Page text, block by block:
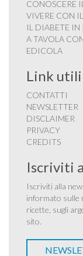
CONOSCERE
VIVERE CON
IL DIABETE IN
A TAVOLA
EDICOLA
Link utili
CONTATTI
NEWSLETTER
DISCLAIMER
PRIVACY
CREDITS
Iscriviti
Iscriviti alla
informato sulle
ricette, sugli
sito.